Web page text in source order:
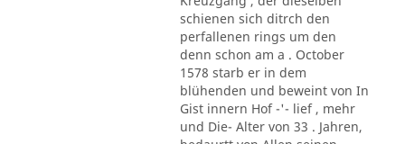
schienen sich ditrch den
perfallenen rings um den
denn schon am a . October
1578 starb er in dem
blühenden und beweint von In
Gist innern Hof -'- lief , mehr
und Die- Alter von 33 . Jahren,